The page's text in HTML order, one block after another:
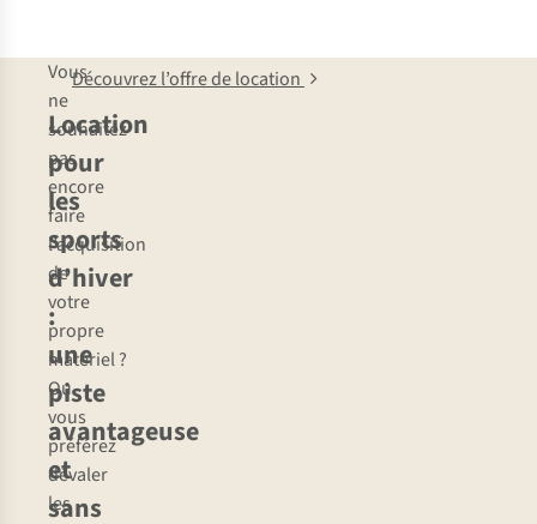
Location
pour
les
sports
d’hiver
:
une
piste
avantageuse
et
sans
Vous
ne
souhaitez
pas
encore
faire
l’acquisition
de
votre
propre
matériel ?
Ou
vous
préférez
dévaler
les
Découvrez l’offre de location